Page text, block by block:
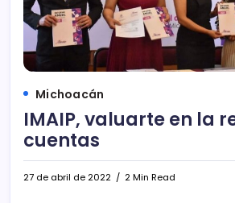
Michoacán
IMAIP, valuarte en la
cuentas
27 de abril de 2022 2 Min Read